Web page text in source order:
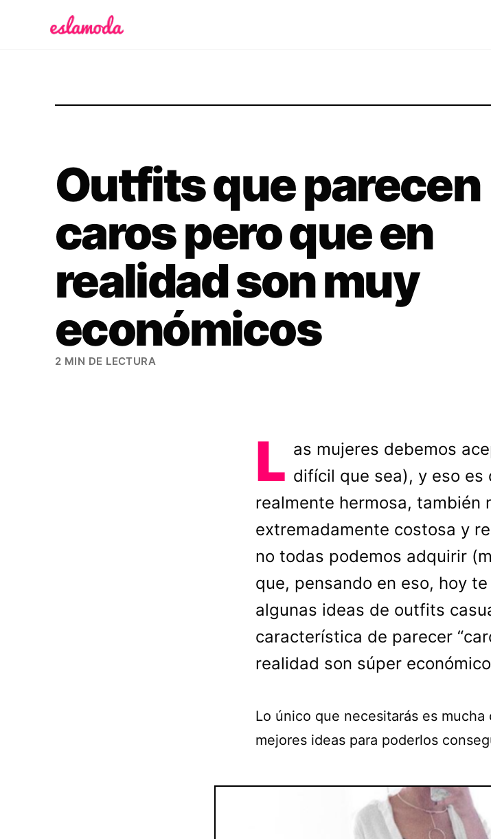
Outfits que parecen
caros pero que en
realidad son muy
económicos
2 MIN DE LECTURA
L as mujeres debemos
difícil que sea), y eso es
realmente hermosa, también
extremadamente costosa y
no todas podemos adquirir
que, pensando en eso, hoy
algunas ideas de outfits
característica de parecer
realidad son súper
Lo único que necesitarás es
mejores ideas para poderlos